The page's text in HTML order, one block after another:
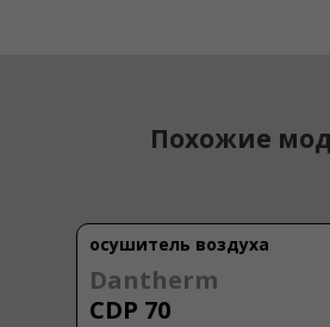
Похожие
осушитель воздуха
Dantherm
CDP 70